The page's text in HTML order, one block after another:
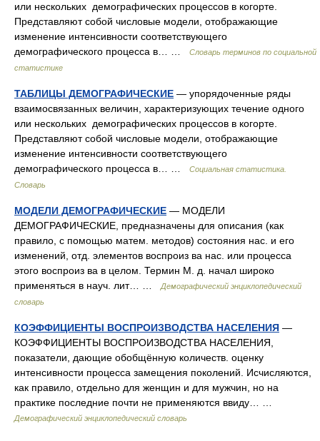
или нескольких демографических процессов в когорте.
Представляют собой числовые модели, отображающие
изменение интенсивности соответствующего
демографического процесса в… …
Словарь терминов по социальной
статистике
ТАБЛИЦЫ ДЕМОГРАФИЧЕСКИЕ — упорядоченные ряды
взаимосвязанных величин, характеризующих течение одного
или нескольких демографических процессов в когорте.
Представляют собой числовые модели, отображающие
изменение интенсивности соответствующего
демографического процесса в… …
Социальная статистика.
Словарь
МОДЕЛИ ДЕМОГРАФИЧЕСКИЕ — МОДЕЛИ
ДЕМОГРАФИЧЕСКИЕ, предназначены для описания (как
правило, с помощью матем. методов) состояния нас. и его
изменений, отд. элементов воспроиз ва нас. или процесса
этого воспроиз ва в целом. Термин М. д. начал широко
применяться в науч. лит… …
Демографический энциклопедический
словарь
КОЭФФИЦИЕНТЫ ВОСПРОИЗВOДСТВА НАСЕЛЕНИЯ —
КОЭФФИЦИЕНТЫ ВОСПРОИЗВOДСТВА НАСЕЛЕНИЯ,
показатели, дающие обобщённую количеств. оценку
интенсивности процесса замещения поколений. Исчисляются,
как правило, отдельно для женщин и для мужчин, но на
практике последние почти не применяются ввиду… …
Демографический энциклопедический словарь